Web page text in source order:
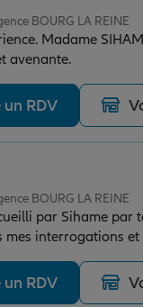
BOURG LA REINE
Madame
avenante.
un RDV
BOURG LA REINE
par Sihame par
mes interrogations et
souriante
plaisir d'avoir de
jours. 5 étoiles
un RDV